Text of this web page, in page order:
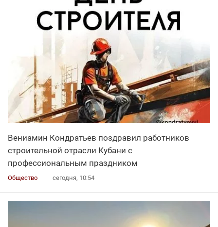
Вениамин Кондратьев поздравил работников
строительной отрасли Кубани с
профессиональным праздником
Общество сегодня, 10:54